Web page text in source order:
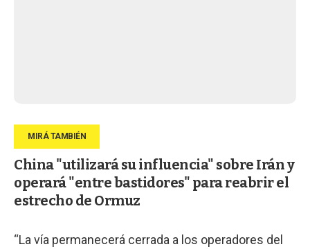
China "utilizará su influencia" sobre Irán y
operará "entre bastidores" para reabrir el
estrecho de Ormuz
“La vía permanecerá cerrada a los operadores del